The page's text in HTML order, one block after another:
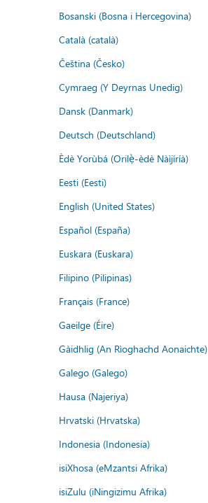
Bosanski (Bosna i Hercegovina)
Català (català)
Čeština (Česko)
Cymraeg (Y Deyrnas Unedig)
Dansk (Danmark)
Deutsch (Deutschland)
Èdè Yorùbá (Orilẹ̀-èdè Nàìjíríà)
Eesti (Eesti)
English (United States)
Español (España)
Euskara (Euskara)
Filipino (Pilipinas)
Français (France)
Gaeilge (Éire)
Gàidhlig (An Rìoghachd Aonaichte)
Galego (Galego)
Hausa (Najeriya)
Hrvatski (Hrvatska)
Indonesia (Indonesia)
isiXhosa (eMzantsi Afrika)
isiZulu (iNingizimu Afrika)